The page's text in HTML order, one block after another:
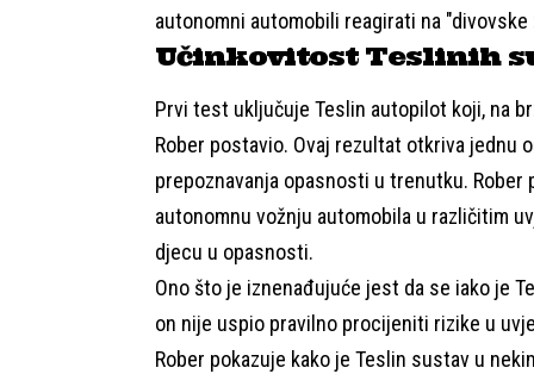
autonomni automobili reagirati na
Učinkovitost Teslinih
Prvi test uključuje Teslin autopilot koji, na
Rober postavio. Ovaj rezultat otkriva jednu
prepoznavanja opasnosti u trenutku.
autonomnu vožnju automobila u različitim
djecu u opasnosti.
Ono što je iznenađujuće jest da se iako je
on nije uspio pravilno procijeniti rizike u
Rober pokazuje kako je Teslin sustav u